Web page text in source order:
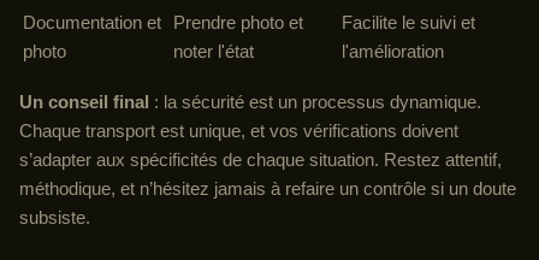
Documentation et
photo
Prendre photo et
noter l'état
Facilite le suivi et
l'amélioration
Un conseil final : la sécurité est un processus dynamique.
Chaque transport est unique, et vos vérifications doivent
s’adapter aux spécificités de chaque situation. Restez attentif,
méthodique, et n’hésitez jamais à refaire un contrôle si un doute
subsiste.